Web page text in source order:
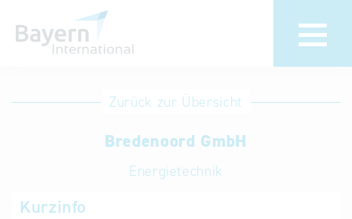
Anmeldung
Unternehmen
anmelden
Eintrag
löschen
Aktualisieren
Zurück zur Übersicht
Bredenoord GmbH
Energietechnik
Kurzinfo